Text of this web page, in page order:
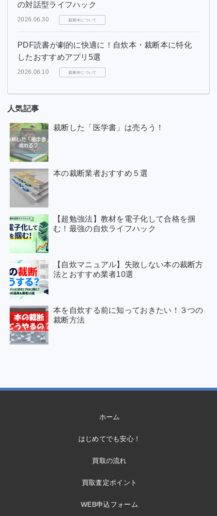
の対話型ライフハック
2026.06.30 裁断本について
PDF読書が劇的に快適に！自炊本・裁断本に特化
したおすすめアプリ5選
2026.06.10 裁断本について
人気記事
裁断した「医学書」は売ろう！
本の裁断業者おすすめ５選
【超勉強法】教材を電子化して合格を掴
む！最強の自炊ライフハック
【自炊マニュアル】失敗しない本の裁断方
法とおすすめ業者10選
本を自炊する前に知っておきたい！３つの
裁断方法
ホーム
はじめてでも安心！
買取の流れ
買取査定ポイント
WEB申込フォーム